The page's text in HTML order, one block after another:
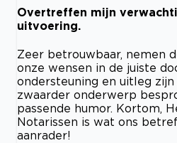
Overtreffen mijn
uitvoering.
Zeer betrouwbaar, nemen
onze wensen in de juiste
ondersteuning en uitleg
zwaarder onderwerp
passende humor. Kortom,
Notarissen is wat ons
aanrader!